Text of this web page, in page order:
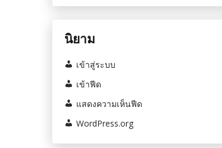
นิยาม
เข้าสู่ระบบ
เข้าฟีด
แสดงความเห็นฟีด
WordPress.org